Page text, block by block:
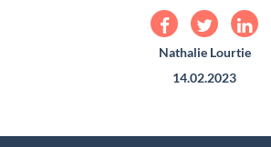
Nathalie Lourtie
14.02.2023